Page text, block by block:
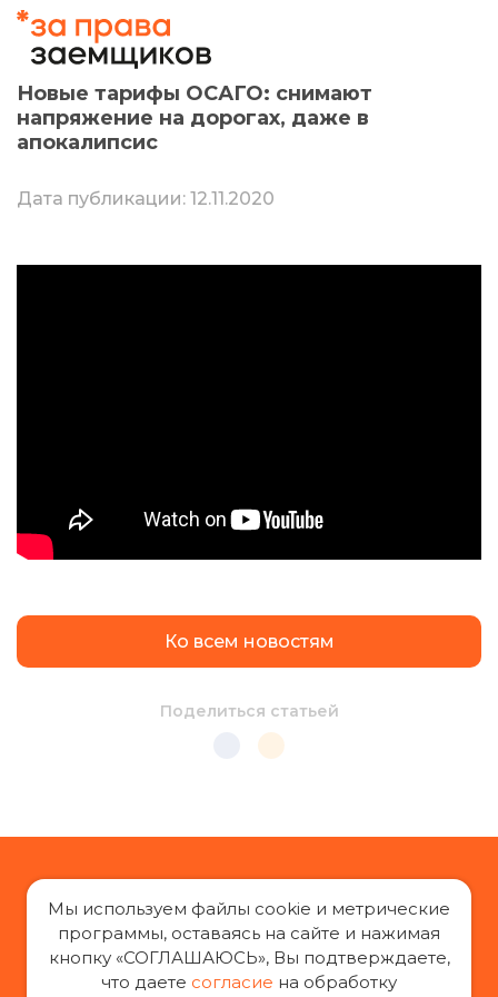
Новые тарифы ОСАГО: снимают
напряжение на дорогах, даже в
апокалипсис
Дата публикации: 12.11.2020
Ко всем новостям
Поделиться статьей
«За права заемщиков», 2014-2026 г.
Все права защищены
Мы используем файлы cookie и метрические
программы, оставаясь на сайте и нажимая
кнопку «СОГЛАШАЮСЬ», Вы подтверждаете,
что даете согласие на обработку